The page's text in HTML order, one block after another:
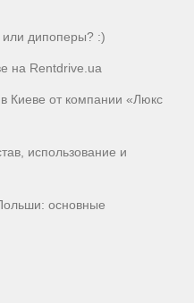
или дипоперы? :)
на Rentdrive.ua
Киеве от компании «Люкс
использование и
основные